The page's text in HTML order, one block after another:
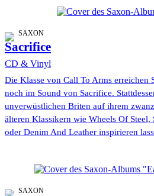
SAXON
Sacrifice
CD & Vinyl
Die Klasse von Call To Arms erreichen
noch im Sound von Sacrifice.
unverwüstlichen Briten auf ihrem
älteren Klassikern wie Wheels Of
oder Denim And Leather inspirieren
SAXON